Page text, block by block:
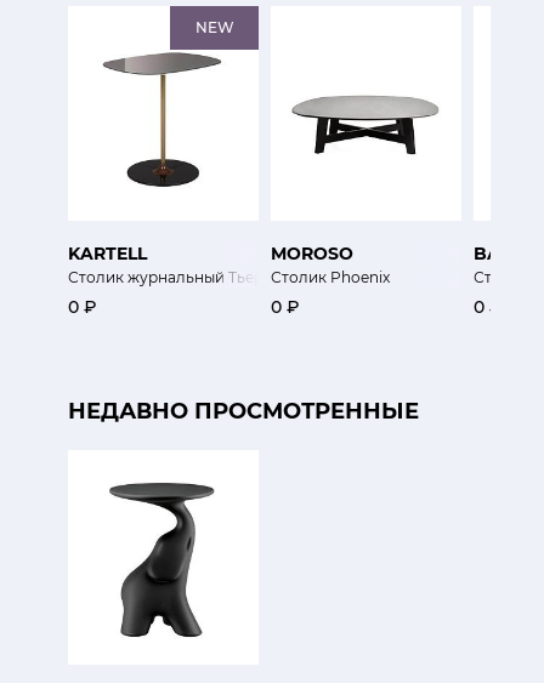
NEW
KARTELL
Столик журнальный Тьерри 33х50хh50 см
0 ₽
MOROSO
Столик Phoenix
0 ₽
BAXTER
Столик
0 ₽
НЕДАВНО ПРОСМОТРЕННЫЕ